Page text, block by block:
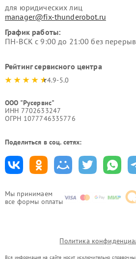
Мы принимаем
все формы оплаты
для юридических лиц
manager@fix-thunderobot.ru
График работы:
ПН-ВСК с 9:00 до 21:00 без
Рейтинг сервисного центра
4.9-5.0
ООО "Русервис"
ИНН 7702633247
ОГРН 1077746335776
Поделиться в соц. сетях:
Политика
Вся информация на сайте носит исключительно